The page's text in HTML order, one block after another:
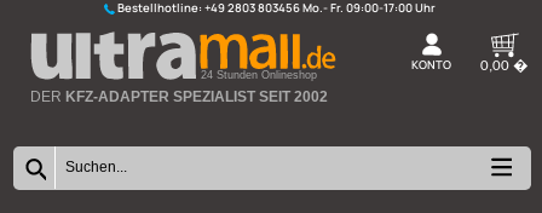
Bestellhotline:+49 2803 803456
24 Stunden Onlineshop